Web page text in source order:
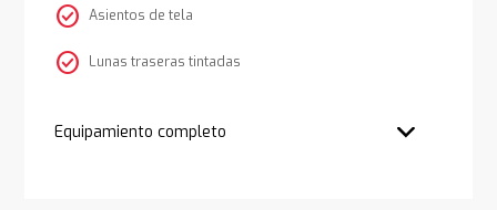
check_circle Asientos de tela
check_circle Lunas traseras tintadas
Equipamiento completo